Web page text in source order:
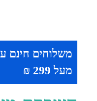
משלוחים חינם
מעל 299 ₪